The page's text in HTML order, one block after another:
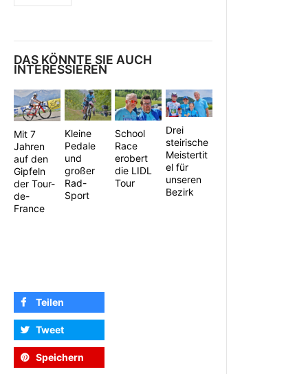
DAS KÖNNTE SIE AUCH
INTERESSIEREN
Mit 7
Jahren
auf den
Gipfeln
der Tour-
de-
France
Kleine
Pedale
und
großer
Rad-
Sport
School
Race
erobert
die LIDL
Tour
Drei
steirische
Meistertit
el für
unseren
Bezirk
Teilen
Tweet
Speichern